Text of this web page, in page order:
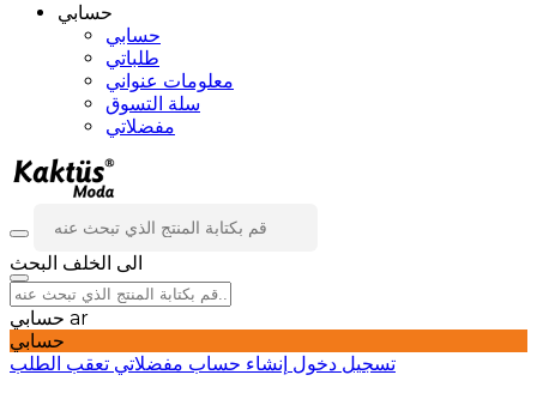
حسابي
حسابي
طلباتي
معلومات عنواني
سلة التسوق
مفضلاتي
الى الخلف البحث
ar
حسابي
تسجيل دخول إنشاء حساب مفضلاتي تعقب الطلب